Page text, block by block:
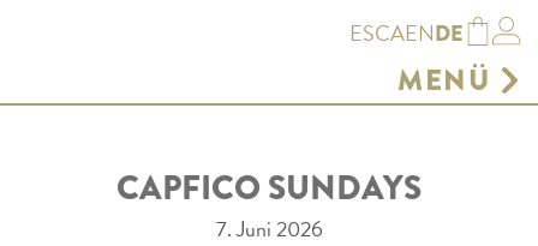
MENÜ
GESCHÄFT
ESCAENDE
CAPFICO SUNDAYS
7. Juni 2026